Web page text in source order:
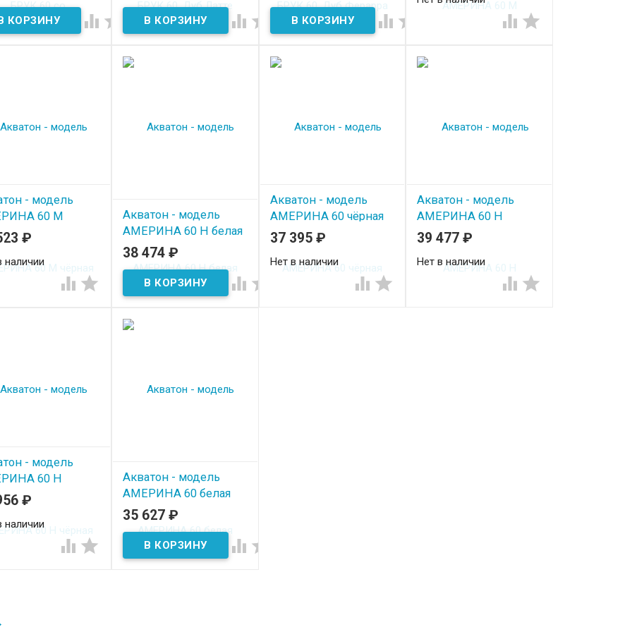
       
- модель
60 М
₽
наличии
 
Акватон - модель
АМЕРИНА 60 Н белая
В наличии
38 474₽
 
Акватон - модель
АМЕРИНА 60 чёрная
37 395 ₽
Нет в наличии
 
Акватон - модель
АМЕРИНА 60 Н
коричневая
39 477₽
Нет в наличии
 
- модель
60 Н
₽
наличии
 
Акватон - модель
АМЕРИНА 60 белая
В наличии
35 627₽
 